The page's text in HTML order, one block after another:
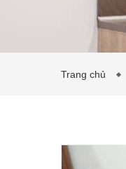
Trang chủ